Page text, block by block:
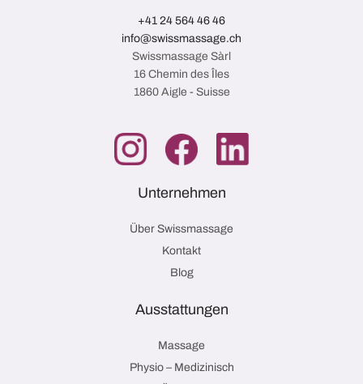
+41 24 564 46 46
info@swissmassage.ch
Swissmassage Sàrl
16 Chemin des Îles
1860 Aigle - Suisse
Unternehmen
Über Swissmassage
Kontakt
Blog
Ausstattungen
Massage
Physio – Medizinisch